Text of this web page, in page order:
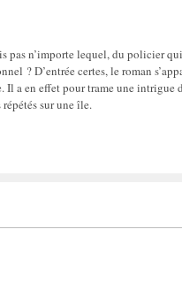
pas n’importe lequel, du policier
? D’entrée certes, le roman
a en effet pour trame une intrigue
sur une île.